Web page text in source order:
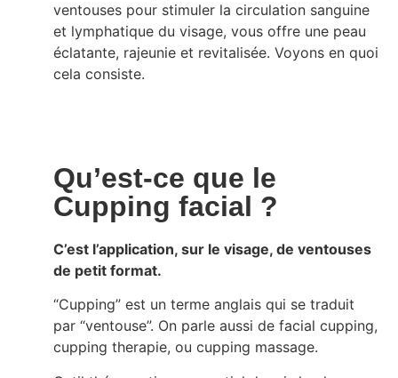
ventouses pour stimuler la circulation sanguine
et lymphatique du visage, vous offre une peau
éclatante, rajeunie et revitalisée. Voyons en quoi
cela consiste.
Qu’est-ce que le
Cupping facial ?
C’est l’application, sur le visage, de ventouses
de petit format.
“Cupping” est un terme anglais qui se traduit
par “ventouse”. On parle aussi de facial cupping,
cupping therapie, ou cupping massage.